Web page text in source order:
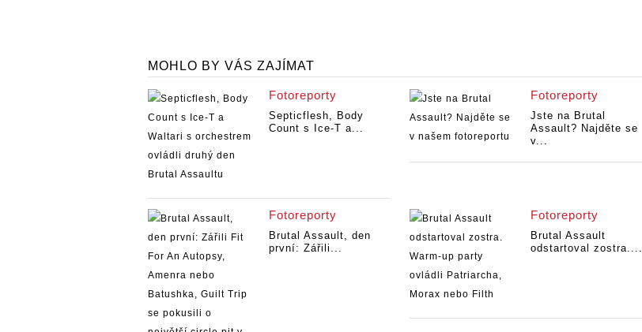
MOHLO BY VÁS ZAJÍMAT
Fotoreporty
Septicflesh, Body
Count s Ice-T a...
Fotoreporty
Jste na Brutal
Assault? Najděte se
v...
Fotoreporty
Brutal Assault, den
první: Zářili...
Fotoreporty
Brutal Assault
odstartoval zostra....